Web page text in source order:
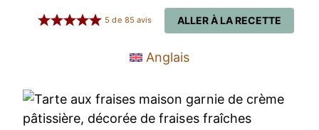
ALLER À LA RECETTE
5 de 85 avis
Anglais